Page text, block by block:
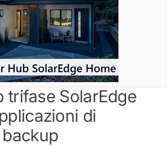
trifase SolarEdge
di